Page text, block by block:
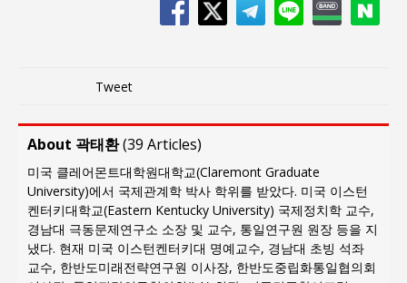
Tweet
About 곽태환(39 Articles)
미국 클레어몬트대학원대학교(Claremont Graduate
University)에서 국제관계학 박사 학위를 받았다. 미국 이스턴
켄터키대학교(Eastern Kentucky University) 국제정치학 교수,
경남대 극동문제연구소 소장 및 교수, 통일연구원 원장 등을 지
냈다. 현재 미국 이스턴켄터키대 명예교수, 경남대 초빙 석좌
교수, 한반도미래전략연구원 이사장, 한반도중립화통일협의회